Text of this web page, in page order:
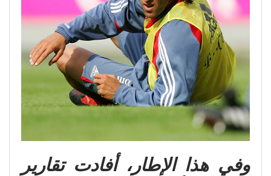
وفي هذا الإطار، أفادت تقارير